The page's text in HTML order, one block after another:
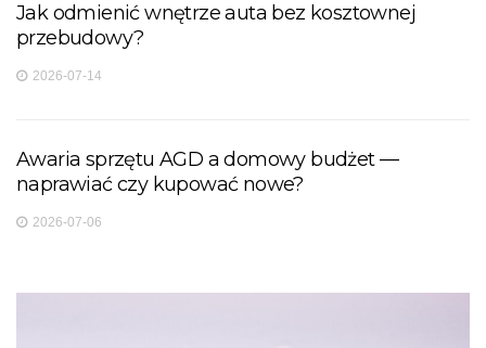
Jak odmienić wnętrze auta bez kosztownej
przebudowy?
2026-07-14
Awaria sprzętu AGD a domowy budżet —
naprawiać czy kupować nowe?
2026-07-06